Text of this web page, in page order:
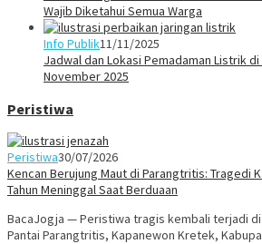
Wajib Diketahui Semua Warga
Info Publik11/11/2025
Jadwal dan Lokasi Pemadaman Listrik
November 2025
Peristiwa
Peristiwa30/07/2026
Kencan Berujung Maut di Parangtritis: Tragedi
Tahun Meninggal Saat Berduaan
BacaJogja — Peristiwa tragis kembali terjadi
Pantai Parangtritis, Kapanewon Kretek,